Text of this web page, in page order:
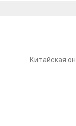
Китайская